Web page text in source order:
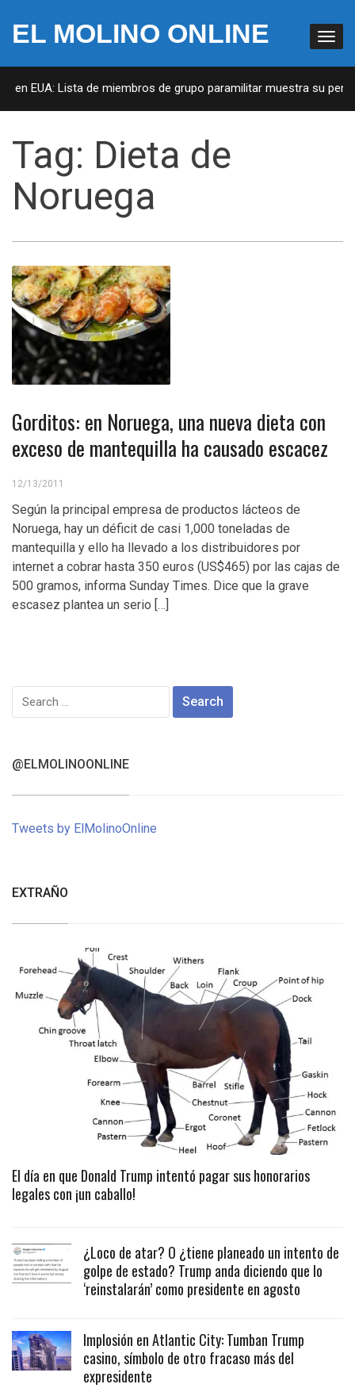
EL MOLINO ONLINE
EUA: Lista de miembros de grupo paramilitar muestra su
Tag: Dieta de
Noruega
Gorditos: en Noruega, una nueva dieta con
exceso de mantequilla ha causado escacez
12/13/2011
Según la principal empresa de productos lácteos de
Noruega, hay un déficit de casi 1,000 toneladas de
mantequilla y ello ha llevado a los distribuidores por
internet a cobrar hasta 350 euros (US$465) por las cajas de
500 gramos, informa Sunday Times. Dice que la grave
escasez plantea un serio […]
Search
for:
@ELMOLINOONLINE
Tweets by ElMolinoOnline
EXTRAÑO
El día en que Donald Trump intentó pagar sus honorarios
legales con ¡un caballo!
¿Loco de atar? O ¿tiene planeado un intento de
golpe de estado? Trump anda diciendo que lo
‘reinstalarán’ como presidente en agosto
Implosión en Atlantic City: Tumban Trump
casino, símbolo de otro fracaso más del
expresidente